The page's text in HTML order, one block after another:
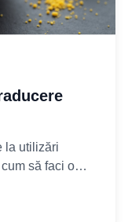
la utilizări
să faci o